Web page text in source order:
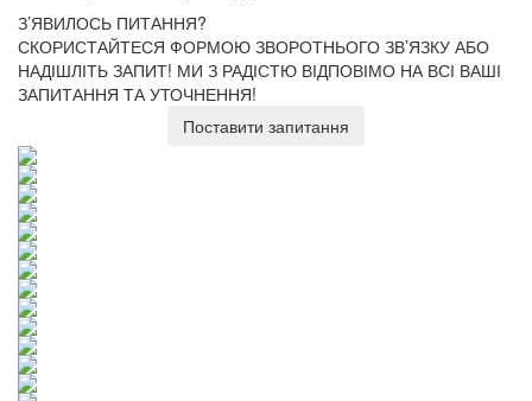
З’ЯВИЛОСЬ ПИТАННЯ?
СКОРИСТАЙТЕСЯ ФОРМОЮ ЗВОРОТНЬОГО ЗВ’ЯЗКУ АБО
НАДІШЛІТЬ ЗАПИТ! МИ З РАДІСТЮ ВІДПОВІМО НА ВСІ ВАШІ
ЗАПИТАННЯ ТА УТОЧНЕННЯ!
Поставити запитання